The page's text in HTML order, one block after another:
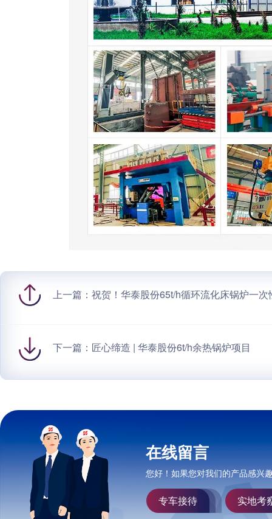
上一篇： 祝贺！华泰股份65t/h循环流化床锅炉一
下一篇： 匠心缔造 | 华泰股份6t/h余热锅炉项目
在线留言
您好！如果您对我们的产品感兴
专车接待 实地考